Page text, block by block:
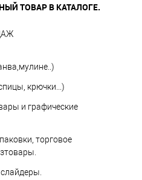
ТОВАР В КАТАЛОГЕ.
крючки...)
и графические
торговое